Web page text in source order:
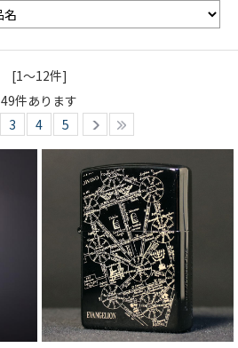
[1～12件]
49件あります
3 4 5